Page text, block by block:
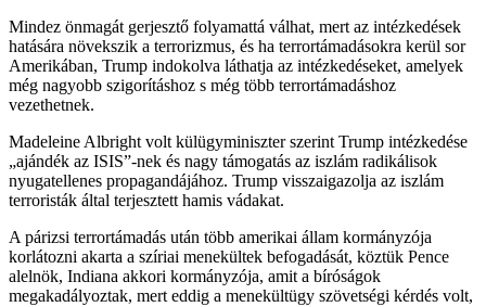
Mindez önmagát gerjesztő folyamattá válhat, mert az intézkedések
hatására növekszik a terrorizmus, és ha terrortámadásokra kerül sor
Amerikában, Trump indokolva láthatja az intézkedéseket, amelyek
még nagyobb szigorításhoz s még több terrortámadáshoz
vezethetnek.
Madeleine Albright volt külügyminiszter szerint Trump intézkedése
„ajándék az ISIS”-nek és nagy támogatás az iszlám radikálisok
nyugatellenes propagandájához. Trump visszaigazolja az iszlám
terroristák által terjesztett hamis vádakat.
A párizsi terrortámadás után több amerikai állam kormányzója
korlátozni akarta a szíriai menekültek befogadását, köztük Pence
alelnök, Indiana akkori kormányzója, amit a bíróságok
megakadályoztak, mert eddig a menekültügy szövetségi kérdés volt,